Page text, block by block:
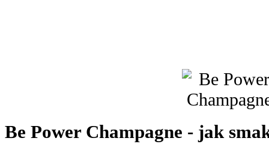
Be Power Champagne - jak